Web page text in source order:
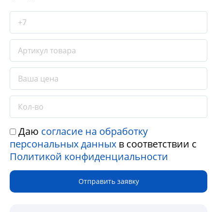
Даю согласие на обработку
персональных данных в соответствии с
Политикой конфиденциальности
Отправить заявку